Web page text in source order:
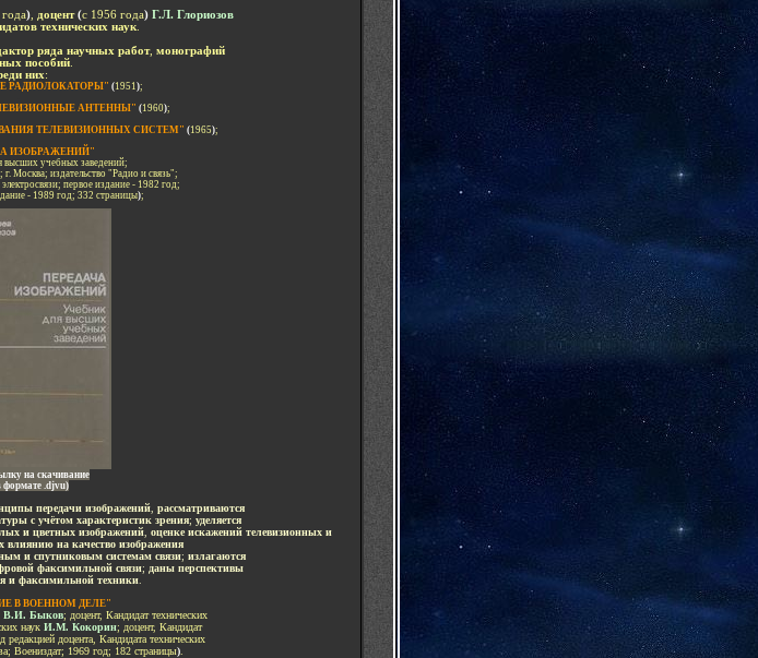
), доцент(с 1956 года) Г.Л. Глориозов
технических наук
ряда научных работ, монографий
пособий.
них:
РАДИОЛОКАТОРЫ" (1951);
АНТЕННЫ" (1960);
ТЕЛЕВИЗИОННЫХ СИСТЕМ" (1965);
ИЗОБРАЖЕНИЙ"
высших учебных заведений;
; г. Москва; издательство "Радио и связь";
первое издание - 1982 год;
- 1989 год; 332 страницы);
на скачивание
формате.djvu)
передачи изображений рассматриваются
с учётом характеристик зрения; уделяется
и цветных изображений оценке искажений телевизионных и
на качество изображения
и спутниковым системам связи; излагаются
факсимильной связи; даны перспективы
и факсимильной техники.
В ВОЕННОМ ДЕЛЕ"
В.И. Быков; доцент, Кандидат технических
наук И.М. Кокорин; доцент, Кандидат
редакцией доцента, Кандидата технических
Воениздат; 1969 год; 182 страницы).